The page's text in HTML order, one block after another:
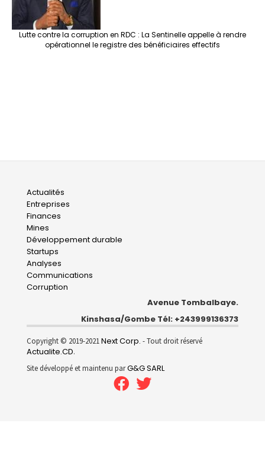
Lutte contre la corruption en RDC : La Sentinelle appelle à rendre
opérationnel le registre des bénéficiaires effectifs
Main
navigation
Actualités
Entreprises
Finances
Mines
Développement durable
Startups
Analyses
Communications
Corruption
Avenue Tombalbaye.
Kinshasa/Gombe Tél: +243999136373
Copyright © 2019-2021Next Corp. - Tout droit réservé
Actualite.CD.
Site développé et maintenu parG&G SARL